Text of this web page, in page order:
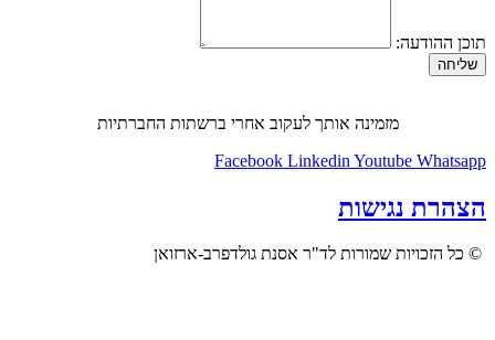
תוכן ההודעה:
שליחה
מזמינה אותך לעקוב אחרי ברשתות החברתיות
Facebook Linkedin Youtube Whatsapp
הצהרת נגישות
© כל הזכויות שמורות לד"ר אסנת גולדפרב-ארזואן